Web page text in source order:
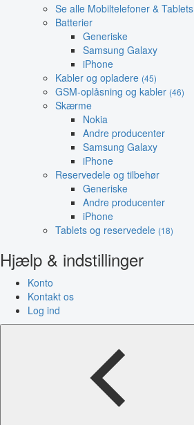
Se alle Mobiltelefoner & Tablets
Batterier
Generiske
Samsung Galaxy
iPhone
Kabler og opladere (45)
GSM-oplåsning og kabler (46)
Skærme
Nokia
Andre producenter
Samsung Galaxy
iPhone
Reservedele og tilbehør
Generiske
Andre producenter
iPhone
Tablets og reservedele (18)
Hjælp & indstillinger
Konto
Kontakt os
Log ind